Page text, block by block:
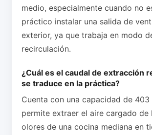
medio, especialmente cuando no
práctico instalar una salida de
exterior, ya que trabaja en modo
recirculación.
¿Cuál es el caudal de extracción
se traduce en la práctica?
Cuenta con una capacidad de 403
permite extraer el aire cargado de
olores de una cocina mediana en